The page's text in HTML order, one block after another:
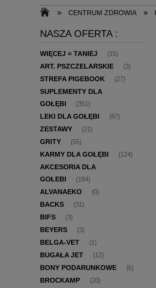
SUPLEMENTY DLA GOŁĘBI
» CENTRUM ZDROWIA »
NASZA OFERTA :
WIĘCEJ = TANIEJ (15)
ART. PSZCZELARSKIE (3)
STREFA PIGEBOOK (27)
SUPLEMENTY DLA
GOŁĘBI
(351)
LEKI DLA GOŁĘBI (87)
ZESTAWY (21)
GRITY (55)
KARMY DLA GOŁĘBI (124)
AKCESORIA DLA
GOŁEBI
(184)
ALVANAEKO (0)
BACKS (31)
BIFS (3)
BEYERS (3)
BELGA-VET (1)
BUGAŁA JET (12)
BONY PODARUNKOWE (6)
BROCKAMP (20)